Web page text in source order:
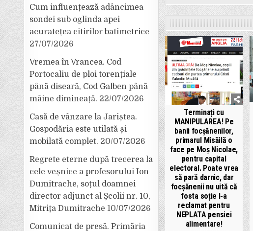
Terminați cu
MANIPULAREA! Pe
banii focșănenilor,
primarul Misăilă o
face pe Moș Nicolae,
pentru capital
electoral. Poate vrea
să pară darnic, dar
focșănenii nu uită că
fosta soție l-a
reclamat pentru
NEPLATA pensiei
alimentare!
Cum influențează adâncimea
sondei sub oglinda apei
acuratețea citirilor batimetrice
27/07/2026
Vremea în Vrancea. Cod
Portocaliu de ploi torențiale
până diseară, Cod Galben până
mâine dimineață. 22/07/2026
Casă de vânzare la Jariștea.
Gospodăria este utilată și
mobilată complet. 20/07/2026
Regrete eterne după trecerea la
cele veșnice a profesorului Ion
Dumitrache, soțul doamnei
director adjunct al Școlii nr. 10,
Mitrița Dumitrache 10/07/2026
Comunicat de presă. Primăria